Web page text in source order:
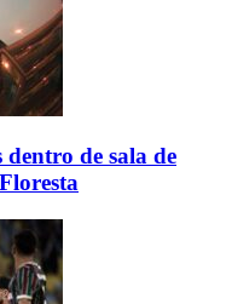
de sala de